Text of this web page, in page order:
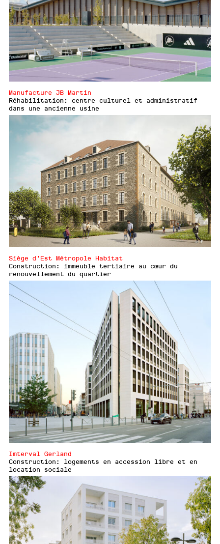
Manufacture JB Martin
Réhabilitation: centre culturel et administratif
dans une ancienne usine
Siège d’Est Métropole Habitat
Construction: immeuble tertiaire au cœur du
renouvellement du quartier
Imterval Gerland
Construction: logements en accession libre et en
location sociale